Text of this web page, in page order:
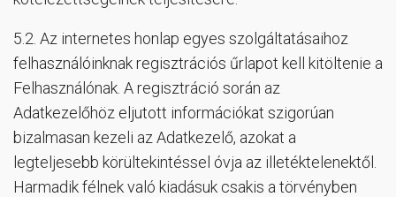
5.2. Az internetes honlap egyes szolgáltatásaihoz
felhasználóinknak regisztrációs űrlapot kell kitöltenie a
Felhasználónak. A regisztráció során az
Adatkezelőhöz eljutott információkat szigorúan
bizalmasan kezeli az Adatkezelő, azokat a
legteljesebb körültekintéssel óvja az illetéktelenektől.
Harmadik félnek való kiadásuk csakis a törvényben